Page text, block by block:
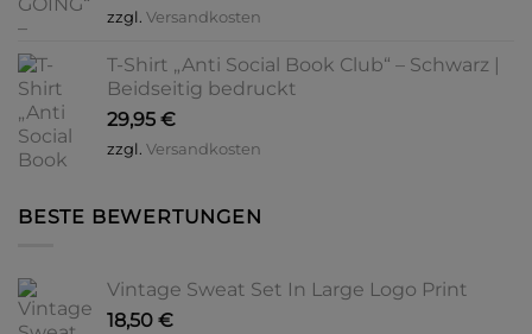
zzgl. Versandkosten
T-Shirt „Anti Social Book Club“ – Schwarz |
Beidseitig bedruckt
29,95 €
zzgl. Versandkosten
BESTE BEWERTUNGEN
Vintage Sweat Set In Large Logo Print
18,50 €